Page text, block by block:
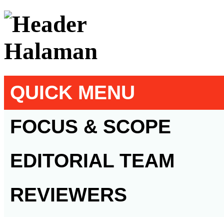
QUICK MENU
FOCUS & SCOPE
EDITORIAL TEAM
REVIEWERS